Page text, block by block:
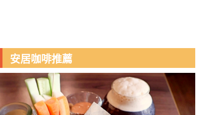
安居咖啡推薦